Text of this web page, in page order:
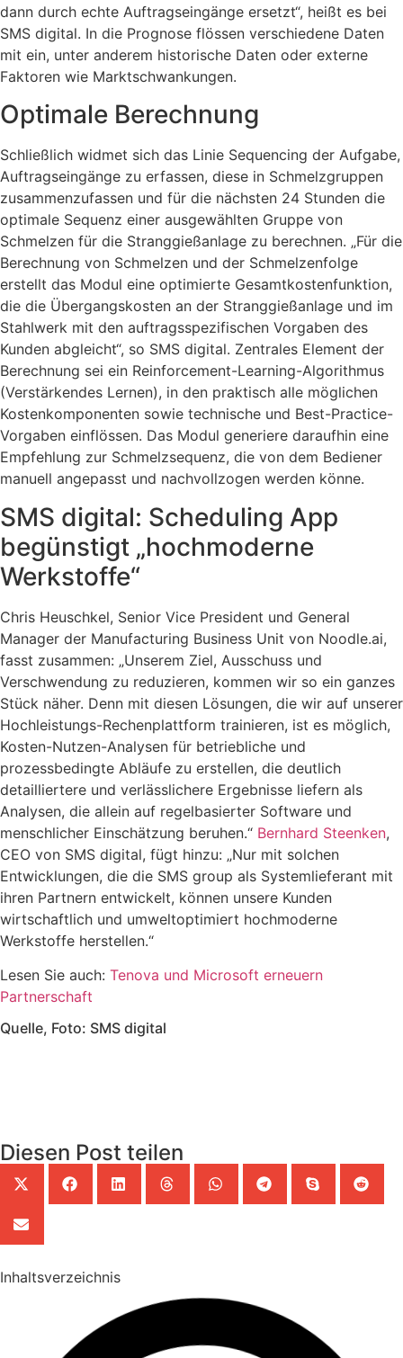
dann durch echte Auftragseingänge ersetzt“, heißt es bei
SMS digital. In die Prognose flössen verschiedene Daten
mit ein, unter anderem historische Daten oder externe
Faktoren wie Marktschwankungen.
Optimale Berechnung
Schließlich widmet sich das Linie Sequencing der Aufgabe,
Auftragseingänge zu erfassen, diese in Schmelzgruppen
zusammenzufassen und für die nächsten 24 Stunden die
optimale Sequenz einer ausgewählten Gruppe von
Schmelzen für die Stranggießanlage zu berechnen. „Für die
Berechnung von Schmelzen und der Schmelzenfolge
erstellt das Modul eine optimierte Gesamtkostenfunktion,
die die Übergangskosten an der Stranggießanlage und im
Stahlwerk mit den auftragsspezifischen Vorgaben des
Kunden abgleicht“, so SMS digital. Zentrales Element der
Berechnung sei ein Reinforcement-Learning-Algorithmus
(Verstärkendes Lernen), in den praktisch alle möglichen
Kostenkomponenten sowie technische und Best-Practice-
Vorgaben einflössen. Das Modul generiere daraufhin eine
Empfehlung zur Schmelzsequenz, die von dem Bediener
manuell angepasst und nachvollzogen werden könne.
SMS digital: Scheduling App
begünstigt „hochmoderne
Werkstoffe“
Chris Heuschkel, Senior Vice President und General
Manager der Manufacturing Business Unit von Noodle.ai,
fasst zusammen: „Unserem Ziel, Ausschuss und
Verschwendung zu reduzieren, kommen wir so ein ganzes
Stück näher. Denn mit diesen Lösungen, die wir auf unserer
Hochleistungs-Rechenplattform trainieren, ist es möglich,
Kosten-Nutzen-Analysen für betriebliche und
prozessbedingte Abläufe zu erstellen, die deutlich
detailliertere und verlässlichere Ergebnisse liefern als
Analysen, die allein auf regelbasierter Software und
menschlicher Einschätzung beruhen.“ Bernhard Steenken,
CEO von SMS digital, fügt hinzu: „Nur mit solchen
Entwicklungen, die die SMS group als Systemlieferant mit
ihren Partnern entwickelt, können unsere Kunden
wirtschaftlich und umweltoptimiert hochmoderne
Werkstoffe herstellen.“
Lesen Sie auch: Tenova und Microsoft erneuern
Partnerschaft
Quelle, Foto: SMS digital
Diesen Post teilen
Inhaltsverzeichnis